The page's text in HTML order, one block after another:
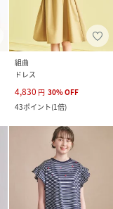
組曲
ドレス
4,830 円 30%OFF
43ポイント(1倍)